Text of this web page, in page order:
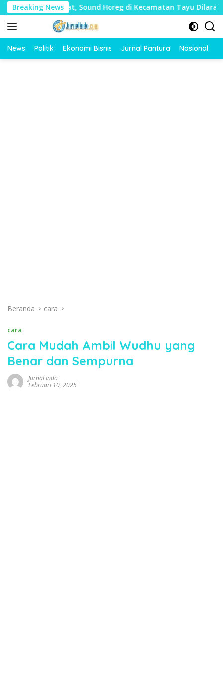
Langsung
ke
konten
Breaking News
Sound Horeg di Kecamatan Tayu Dilarang
News Politik Ekonomi Bisnis Jurnal Pantura Nasional
Beranda cara
cara
Cara Mudah Ambil Wudhu yang
Benar dan Sempurna
Jurnal Indo
Februari 10, 2025